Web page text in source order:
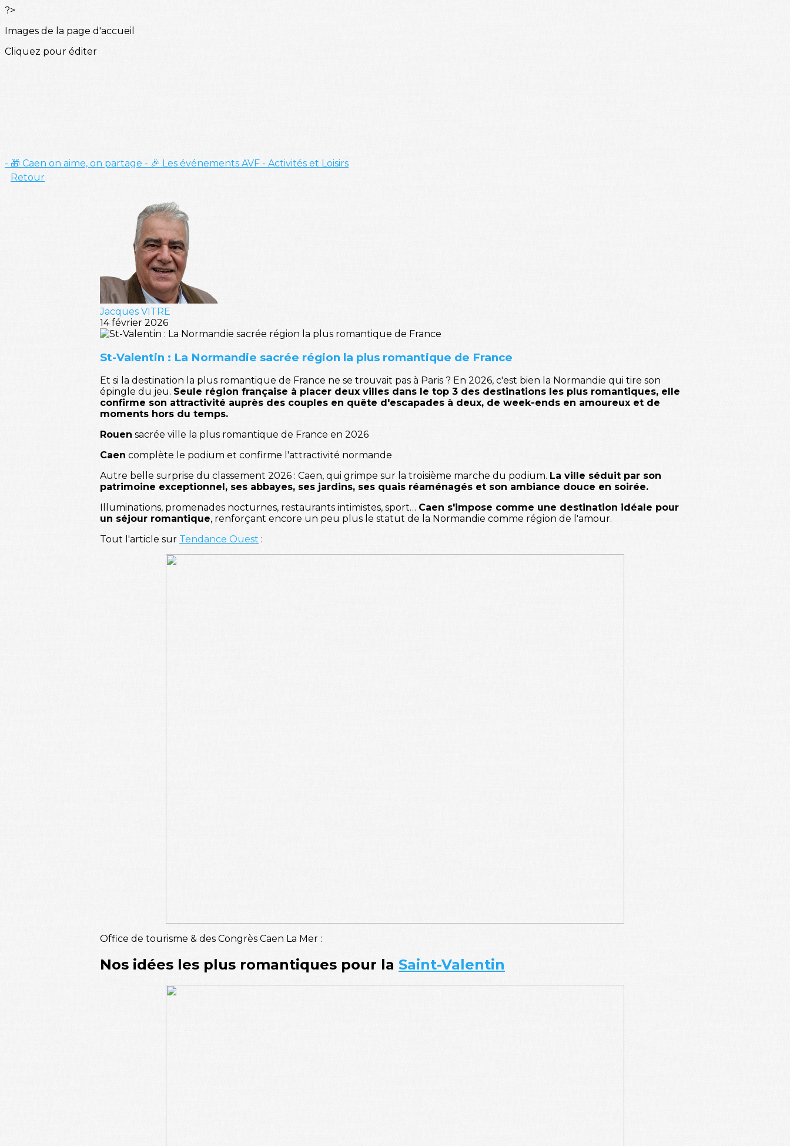
?>
Images de la page d'accueil
Cliquez pour éditer
- 🎁 Caen on aime, on partage - 🎉 Les événements AVF - Activités et Loisirs
Retour
Jacques VITRE
14 février 2026
St-Valentin : La Normandie sacrée région la plus romantique de France
Et si la destination la plus romantique de France ne se trouvait pas à Paris ? En 2026, c'est bien la Normandie qui tire son
épingle du jeu. Seule région française à placer deux villes dans le top 3 des destinations les plus romantiques, elle
confirme son attractivité auprès des couples en quête d'escapades à deux, de week-ends en amoureux et de
moments hors du temps.
Rouen sacrée ville la plus romantique de France en 2026
Caen complète le podium et confirme l'attractivité normande
Autre belle surprise du classement 2026 : Caen, qui grimpe sur la troisième marche du podium. La ville séduit par son
patrimoine exceptionnel, ses abbayes, ses jardins, ses quais réaménagés et son ambiance douce en soirée.
Illuminations, promenades nocturnes, restaurants intimistes, sport… Caen s'impose comme une destination idéale pour
un séjour romantique, renforçant encore un peu plus le statut de la Normandie comme région de l'amour.
Tout l'article sur Tendance Ouest :
Office de tourisme & des Congrès Caen La Mer :
Nos idées les plus romantiques pour la Saint-Valentin